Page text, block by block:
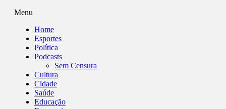
Menu
Home
Esportes
Política
Podcasts
Sem Censura
Cultura
Cidade
Saúde
Educação